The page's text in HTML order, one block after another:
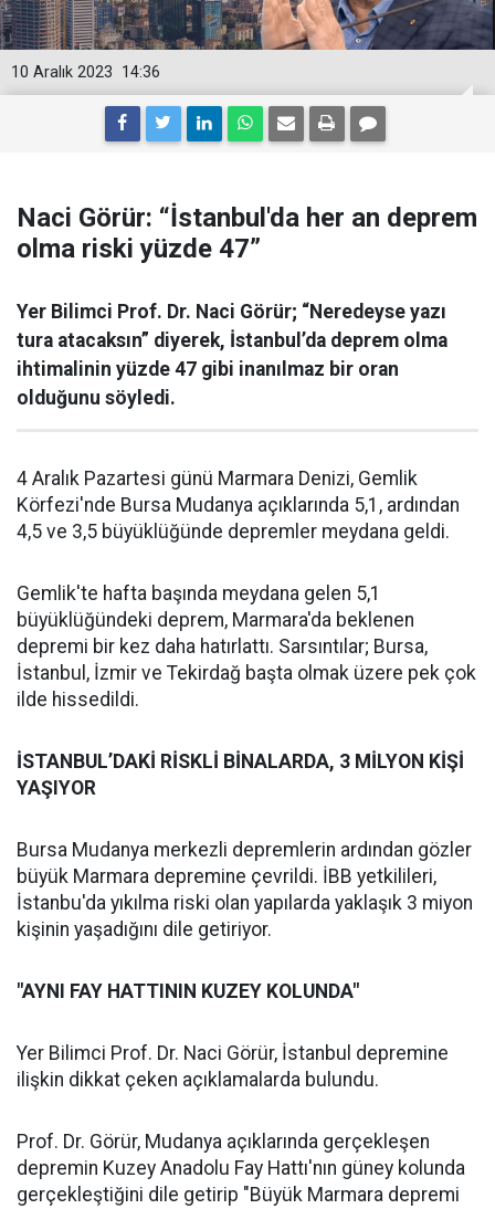
14:36
10 Aralık 2023
Naci Görür: “İstanbul'da her an deprem
olma riski yüzde 47”
Yer Bilimci Prof. Dr. Naci Görür; “Neredeyse yazı
tura atacaksın” diyerek, İstanbul’da deprem olma
ihtimalinin yüzde 47 gibi inanılmaz bir oran
olduğunu söyledi.
4 Aralık Pazartesi günü Marmara Denizi, Gemlik
Körfezi'nde Bursa Mudanya açıklarında 5,1, ardından
4,5 ve 3,5 büyüklüğünde depremler meydana geldi.
Gemlik'te hafta başında meydana gelen 5,1
büyüklüğündeki deprem, Marmara'da beklenen
depremi bir kez daha hatırlattı. Sarsıntılar; Bursa,
İstanbul, İzmir ve Tekirdağ başta olmak üzere pek çok
ilde hissedildi.
İSTANBUL’DAKİ RİSKLİ BİNALARDA, 3 MİLYON KİŞİ
YAŞIYOR
Bursa Mudanya merkezli depremlerin ardından gözler
büyük Marmara depremine çevrildi. İBB yetkilileri,
İstanbu'da yıkılma riski olan yapılarda yaklaşık 3 miyon
kişinin yaşadığını dile getiriyor.
"AYNI FAY HATTININ KUZEY KOLUNDA"
Yer Bilimci Prof. Dr. Naci Görür, İstanbul depremine
ilişkin dikkat çeken açıklamalarda bulundu.
Prof. Dr. Görür, Mudanya açıklarında gerçekleşen
depremin Kuzey Anadolu Fay Hattı'nın güney kolunda
gerçekleştiğini dile getirip "Büyük Marmara depremi